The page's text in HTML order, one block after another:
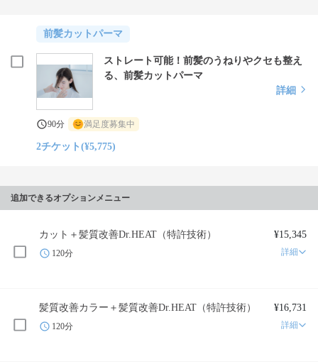
前髪カットパーマ
ストレート可能！前髪のうねりやクセも整え
る、前髪カットパーマ
詳細
90分 満足度募集中
2チケット(¥5,775)
追加できるオプションメニュー
カット＋髪質改善Dr.HEAT（特許技術） ¥15,345
120分 詳細
髪質改善カラー＋髪質改善Dr.HEAT（特許技術） ¥16,731
120分 詳細